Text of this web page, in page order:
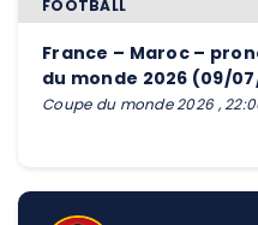
FOOTBALL
France – Maroc –
du monde 2026 (09/
Coupe du monde 2026 ,